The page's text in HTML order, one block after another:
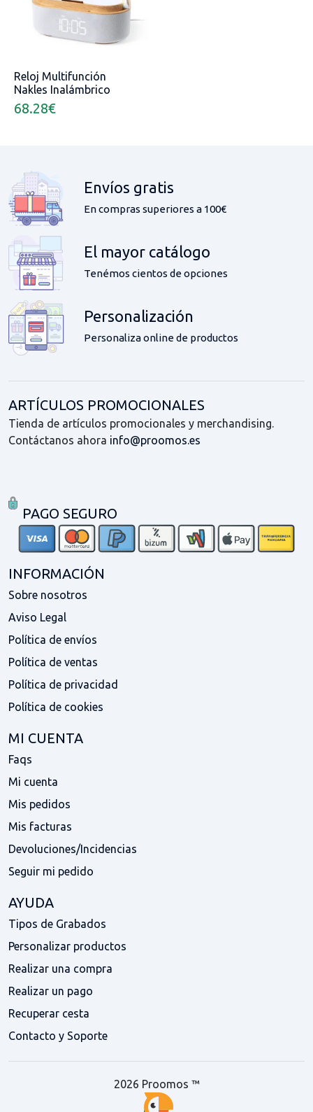
Reloj Multifunción
Nakles Inalámbrico
15W. 34 Ledes. 3
Posiciones de Luz.
Bluetooth. Potencia
Sonido 2x5W
68.28€
Envíos gratis
En compras superiores a 100€
El mayor catálogo
Tenémos cientos de opciones
Personalización
Personaliza online de productos
ARTÍCULOS PROMOCIONALES
Tienda de artículos promocionales y merchandising.
Contáctanos ahora info@proomos.es
PAGO SEGURO
INFORMACIÓN
Sobre nosotros
Aviso Legal
Política de envíos
Política de ventas
Política de privacidad
Política de cookies
MI CUENTA
Faqs
Mi cuenta
Mis pedidos
Mis facturas
Devoluciones/Incidencias
Seguir mi pedido
AYUDA
Tipos de Grabados
Personalizar productos
Realizar una compra
Realizar un pago
Recuperar cesta
Contacto y Soporte
2026 Proomos ™